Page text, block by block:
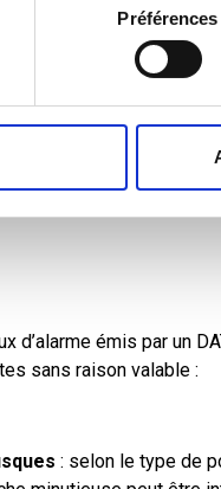
Préférences
émis par un
sans raison valable :
: selon le type de